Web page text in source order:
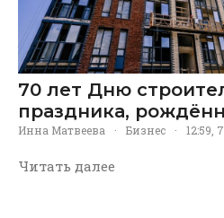
70 лет Дню
праздника,
Инна Матвеева · Бизнес · 12:59,
Читать далее